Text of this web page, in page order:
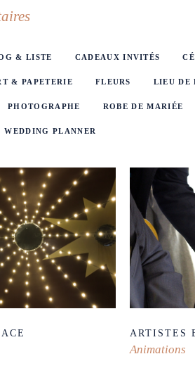
& LISTE CADEAUX INVITÉS
& PAPETERIE FLEURS LIEU DE
PHOTOGRAPHE ROBE DE MARIÉE
WEDDING PLANNER
ARTISTES
Animations